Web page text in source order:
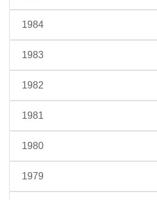
1984
1983
1982
1981
1980
1979